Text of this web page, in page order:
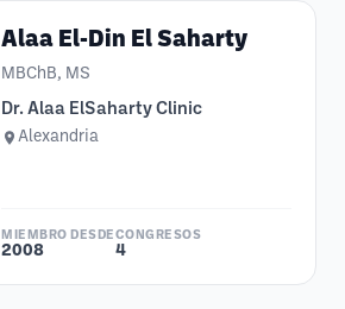
Alaa El-Din El Saharty
MBChB, MS
Dr. Alaa ElSaharty Clinic
Alexandria
MIEMBRO DESDE
2008
CONGRESOS
4